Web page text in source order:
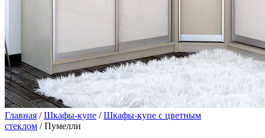
Главная /Шкафы-купе /Шкафы-купе с цветным
стеклом / Пумелли